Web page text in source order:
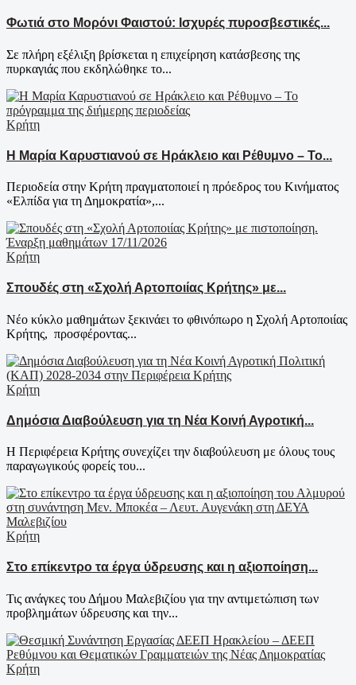
Φωτιά στο Μορόνι Φαιστού: Ισχυρές πυροσβεστικές...
Σε πλήρη εξέλιξη βρίσκεται η επιχείρηση κατάσβεσης της
πυρκαγιάς που εκδηλώθηκε το...
Κρήτη
Η Μαρία Καρυστιανού σε Ηράκλειο και Ρέθυμνο – Το...
Περιοδεία στην Κρήτη πραγματοποιεί η πρόεδρος του Κινήματος
«Ελπίδα για τη Δημοκρατία»,...
Κρήτη
Σπουδές στη «Σχολή Αρτοποιίας Κρήτης» με...
Νέο κύκλο μαθημάτων ξεκινάει το φθινόπωρο η Σχολή Αρτοποιίας
Κρήτης, προσφέροντας...
Κρήτη
Δημόσια Διαβούλευση για τη Νέα Κοινή Αγροτική...
Η Περιφέρεια Κρήτης συνεχίζει την διαβούλευση με όλους τους
παραγωγικούς φορείς του...
Κρήτη
Στο επίκεντρο τα έργα ύδρευσης και η αξιοποίηση...
Τις ανάγκες του Δήμου Μαλεβιζίου για την αντιμετώπιση των
προβλημάτων ύδρευσης και την...
Κρήτη